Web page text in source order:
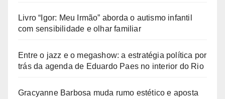
Livro “Igor: Meu Irmão” aborda o autismo infantil
com sensibilidade e olhar familiar
Entre o jazz e o megashow: a estratégia política por
trás da agenda de Eduardo Paes no interior do Rio
Gracyanne Barbosa muda rumo estético e aposta